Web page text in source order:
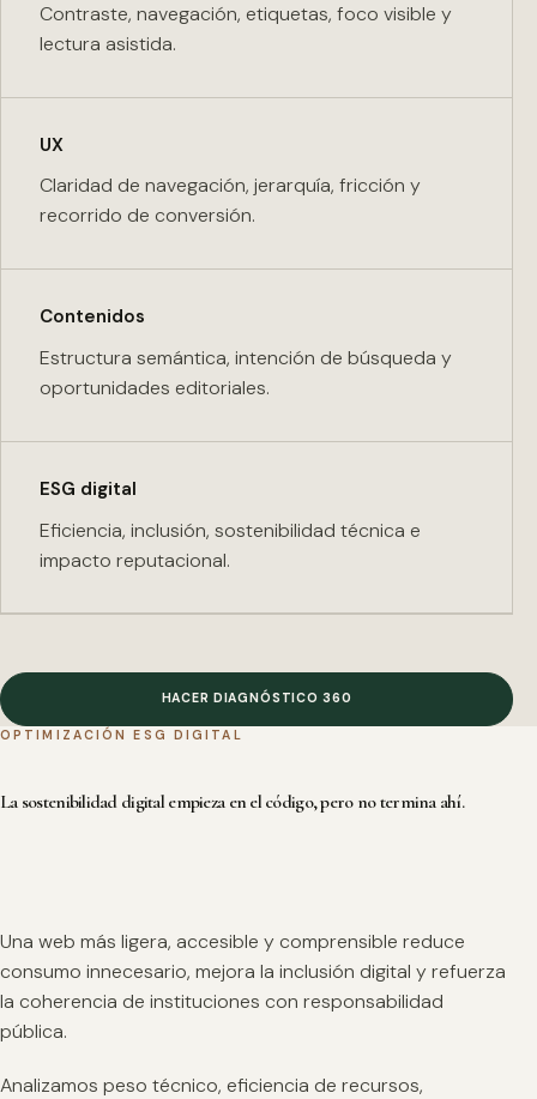
Contraste, navegación, etiquetas, foco visible y
lectura asistida.
UX
Claridad de navegación, jerarquía, fricción y
recorrido de conversión.
Contenidos
Estructura semántica, intención de búsqueda y
oportunidades editoriales.
ESG digital
Eficiencia, inclusión, sostenibilidad técnica e
impacto reputacional.
HACER DIAGNÓSTICO 360
OPTIMIZACIÓN ESG DIGITAL
La sostenibilidad digital empieza en el código, pero no termina ahí.
Una web más ligera, accesible y comprensible reduce
consumo innecesario, mejora la inclusión digital y refuerza
la coherencia de instituciones con responsabilidad
pública.
Analizamos peso técnico, eficiencia de recursos,